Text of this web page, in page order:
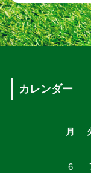
カレンダー
月
6